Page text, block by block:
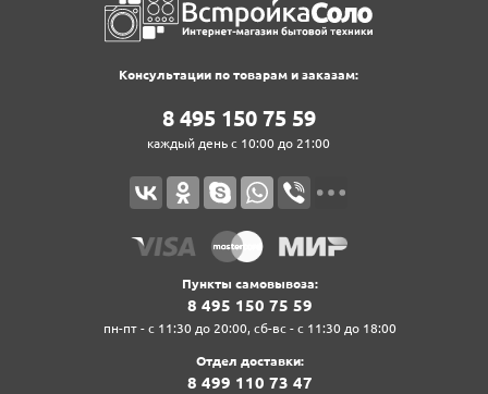
Консультации по товарам и заказам:
8‍ 4‍9‍5‍ 1‍5‍0‍ 7‍5‍ 5‍9‍
каждый день с 10:00 до 21:00
Пункты самовывоза:
8‍ 4‍9‍5‍ 1‍5‍0‍ 7‍5‍ 5‍9‍
пн-пт - с 11:30 до 20:00, сб-вс - с 11:30 до 18:00
Отдел доставки:
8‍ 4‍9‍9‍ 1‍1‍0‍ 7‍3‍ 4‍7‍